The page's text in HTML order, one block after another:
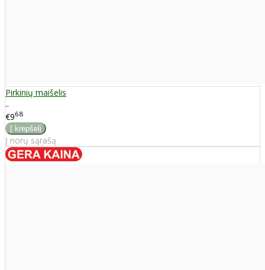
Pirkinių maišelis
..
€968
Į norų sąrašą